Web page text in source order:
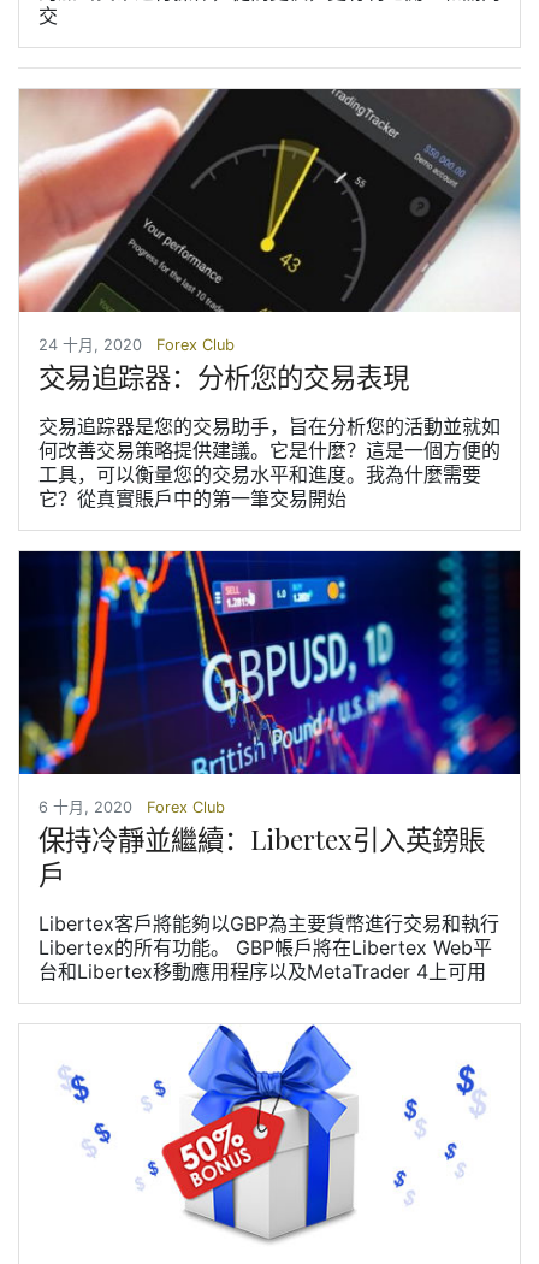
交
24 十月, 2020 Forex Club
交易追踪器：分析您的交易表現
交易追踪器是您的交易助手，旨在分析您的活動並就如
何改善交易策略提供建議。它是什麼？這是一個方便的
工具，可以衡量您的交易水平和進度。我為什麼需要
它？從真實賬戶中的第一筆交易開始
6 十月, 2020 Forex Club
保持冷靜並繼續：Libertex引入英鎊賬
戶
Libertex客戶將能夠以GBP為主要貨幣進行交易和執行
Libertex的所有功能。 GBP帳戶將在Libertex Web平
台和Libertex移動應用程序以及MetaTrader 4上可用